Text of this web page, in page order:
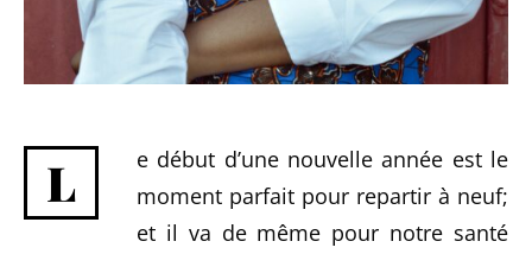
L
e début d’une nouvelle année est le
moment parfait pour repartir à neuf;
et il va de même pour notre santé